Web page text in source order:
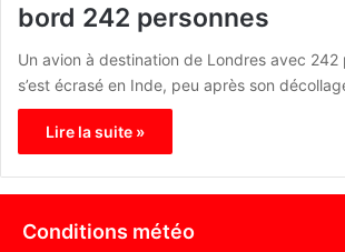
bord 242 personnes
Un avion à destination de Londres avec 242
s’est écrasé en Inde, peu après son
Lire la suite »
Conditions météo